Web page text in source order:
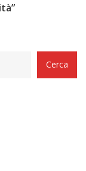
Cerca